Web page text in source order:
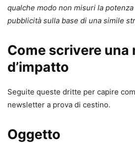
qualche modo non misuri la
pubblicità sulla base di una simile
Come scrivere
d’impatto
Seguite queste dritte per capire
newsletter a prova di cestino.
Oggetto